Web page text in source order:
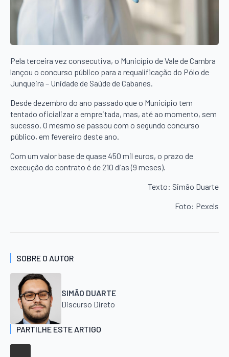
Pela terceira vez consecutiva, o Município de Vale de Cambra
lançou o concurso público para a requalificação do Pólo de
Junqueira – Unidade de Saúde de Cabanes.
Desde dezembro do ano passado que o Município tem
tentado oficializar a empreitada, mas, até ao momento, sem
sucesso. O mesmo se passou com o segundo concurso
público, em fevereiro deste ano.
Com um valor base de quase 450 mil euros, o prazo de
execução do contrato é de 210 dias (9 meses).
Texto: Simão Duarte
Foto: Pexels
SOBRE O AUTOR
SIMÃO DUARTE
Discurso Direto
PARTILHE ESTE ARTIGO